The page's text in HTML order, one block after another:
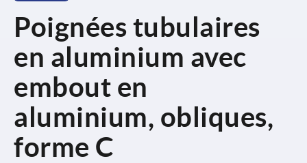
Poignées tubulaires
en aluminium avec
embout en
aluminium, obliques,
forme C